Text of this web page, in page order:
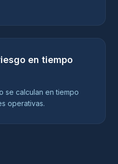
en tiempo
se calculan en tiempo
operativas.